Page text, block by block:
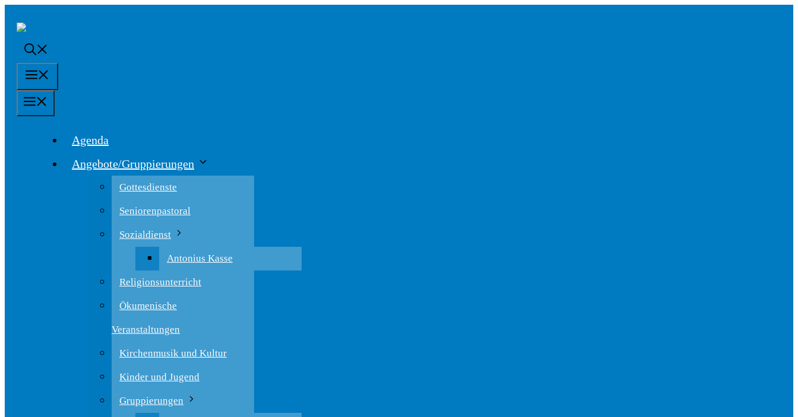
zum
Inhalt
Agenda
Angebote/Gruppierungen
Gottesdienste
Seniorenpastoral
Sozialdienst
Antonius Kasse
Religionsunterricht
Ökumenische
Veranstaltungen
Kirchenmusik und Kultur
Kinder und Jugend
Gruppierungen